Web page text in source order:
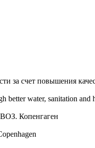
за счет повышения
better water, sanitation
Копенгаген